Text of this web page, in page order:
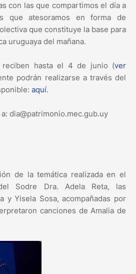
con las que compartimos el día a
que atesoramos en forma de
que constituye la base para
uruguaya del mañana.
reciben hasta el 4 de junio (ver
podrán realizarse a través del
aquí.
dia@patrimonio.mec.gub.uy
de la temática realizada en el
Sodre Dra. Adela Reta, las
y Yisela Sosa, acompañadas por
canciones de Amalia de